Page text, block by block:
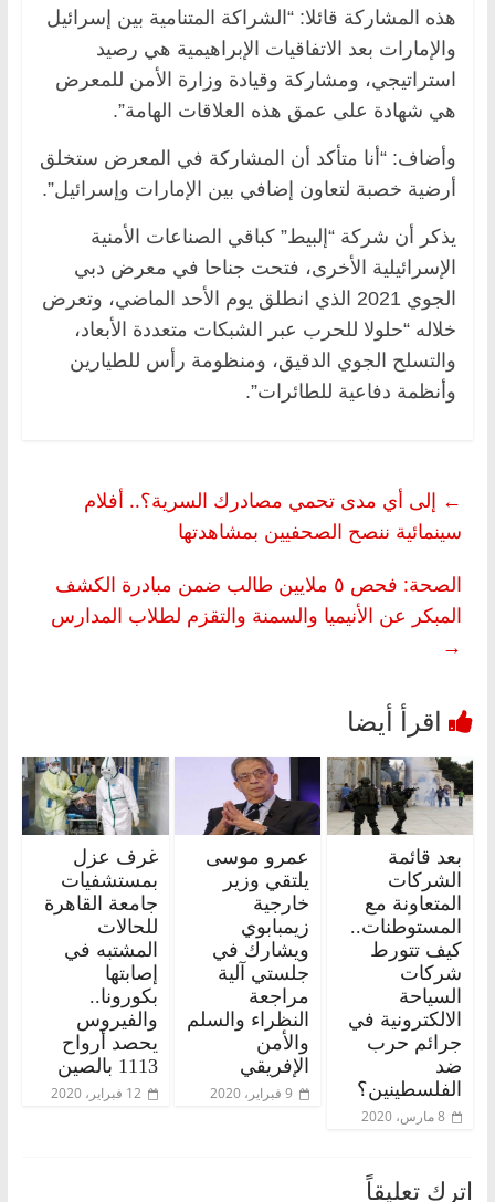
هذه المشاركة قائلا: “الشراكة المتنامية بين إسرائيل
والإمارات بعد الاتفاقيات الإبراهيمية هي رصيد
استراتيجي، ومشاركة وقيادة وزارة الأمن للمعرض
هي شهادة على عمق هذه العلاقات الهامة”.
وأضاف: “أنا متأكد أن المشاركة في المعرض ستخلق
أرضية خصبة لتعاون إضافي بين الإمارات وإسرائيل”.
يذكر أن شركة “إلبيط” كباقي الصناعات الأمنية
الإسرائيلية الأخرى، فتحت جناحا في معرض دبي
الجوي 2021 الذي انطلق يوم الأحد الماضي، وتعرض
خلاله “حلولا للحرب عبر الشبكات متعددة الأبعاد،
والتسلح الجوي الدقيق، ومنظومة رأس للطيارين
وأنظمة دفاعية للطائرات”.
← إلى أي مدى تحمي مصادرك السرية؟.. أفلام
سينمائية ننصح الصحفيين بمشاهدتها
الصحة: فحص ٥ ملايين طالب ضمن مبادرة الكشف
المبكر عن الأنيميا والسمنة والتقزم لطلاب المدارس
→
بعد قائمة
الشركات
المتعاونة مع
المستوطنات..
كيف تتورط
شركات
السياحة
الالكترونية في
جرائم حرب
ضد
الفلسطينين؟
8 مارس، 2020
عمرو موسى
يلتقي وزير
خارجية
زيمبابوي
ويشارك في
جلستي آلية
مراجعة
النظراء والسلم
والأمن
الإفريقي
9 فبراير، 2020
غرف عزل
بمستشفيات
جامعة القاهرة
للحالات
المشتبه في
إصابتها
بكورونا..
والفيروس
يحصد أرواح
1113 بالصين
12 فبراير، 2020
اترك تعليقاً